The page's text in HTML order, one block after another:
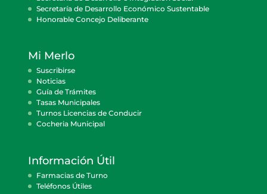
Secretaría de Desarrollo Económico Sustentable
Honorable Concejo Deliberante
Mi Merlo
Suscribirse
Noticias
Guía de Trámites
Tasas Municipales
Turnos Licencias de Conducir
Cocheria Municipal
Información Útil
Farmacias de Turno
Teléfonos Útiles